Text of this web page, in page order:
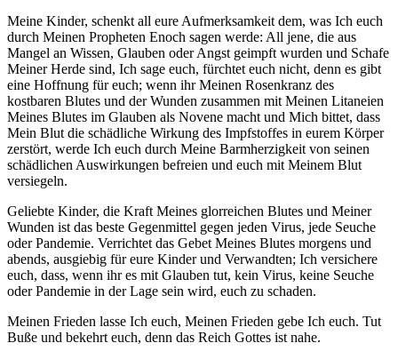
Meine Kinder, schenkt all eure Aufmerksamkeit dem, was Ich euch
durch Meinen Propheten Enoch sagen werde: All jene, die aus
Mangel an Wissen, Glauben oder Angst geimpft wurden und Schafe
Meiner Herde sind, Ich sage euch, fürchtet euch nicht, denn es gibt
eine Hoffnung für euch; wenn ihr Meinen Rosenkranz des
kostbaren Blutes und der Wunden zusammen mit Meinen Litaneien
Meines Blutes im Glauben als Novene macht und Mich bittet, dass
Mein Blut die schädliche Wirkung des Impfstoffes in eurem Körper
zerstört, werde Ich euch durch Meine Barmherzigkeit von seinen
schädlichen Auswirkungen befreien und euch mit Meinem Blut
versiegeln.
Geliebte Kinder, die Kraft Meines glorreichen Blutes und Meiner
Wunden ist das beste Gegenmittel gegen jeden Virus, jede Seuche
oder Pandemie. Verrichtet das Gebet Meines Blutes morgens und
abends, ausgiebig für eure Kinder und Verwandten; Ich versichere
euch, dass, wenn ihr es mit Glauben tut, kein Virus, keine Seuche
oder Pandemie in der Lage sein wird, euch zu schaden.
Meinen Frieden lasse Ich euch, Meinen Frieden gebe Ich euch. Tut
Buße und bekehrt euch, denn das Reich Gottes ist nahe.